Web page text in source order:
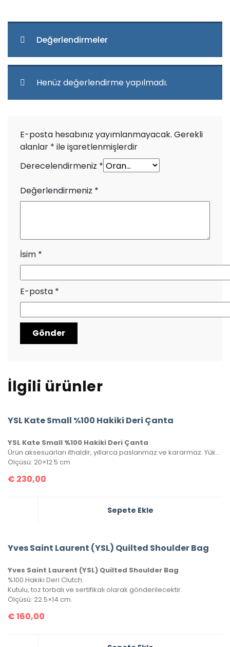
Değerlendirmeler
Henüz değerlendirme yapılmadı.
E-posta hesabınız yayımlanmayacak. Gerekli
alanlar * ile işaretlenmişlerdir
Derecelendirmeniz *
Değerlendirmeniz *
İsim *
E-posta *
İlgili ürünler
YSL Kate Small %100 Hakiki Deri Çanta
YSL Kate Small %100 Hakiki Deri Çanta
Ürün aksesuarları ithaldir, yıllarca paslanmaz ve kararmaz. Yüksek kalite roys deriden üretilmiştir, tüm metal aksamlarında Saint Laurent yazısı mevcuttur. Kutulu, toz torbalı ve sertifikalı olarak gönderilecektir.
Ölçüsü: 20×12.5 cm
€ 230,00
Sepete Ekle
Yves Saint Laurent (YSL) Quilted Shoulder Bag
Yves Saint Laurent (YSL) Quilted Shoulder Bag
%100 Hakiki Deri Clutch.
Kutulu, toz torbalı ve sertifikalı olarak gönderilecektir.
Ölçüsü: 22.5×14 cm.
€160,00